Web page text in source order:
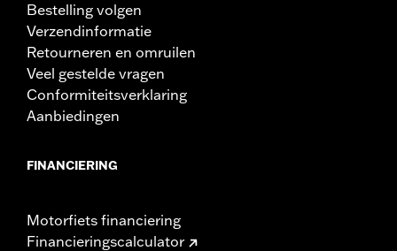
Bestelling volgen
Verzendinformatie
Retourneren en omruilen
Veel gestelde vragen
Conformiteitsverklaring
Aanbiedingen
FINANCIERING
Motorfiets financiering
Financieringscalculator